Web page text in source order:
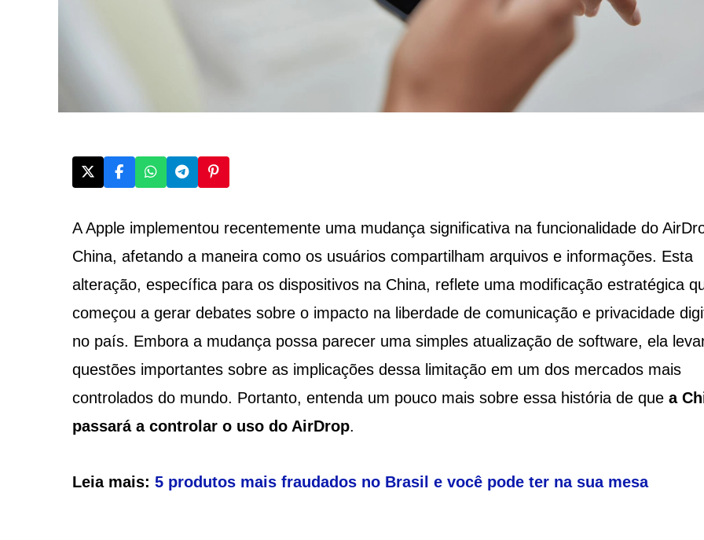
A Apple implementou recentemente uma mudança significativa na funcionalidade do
China, afetando a maneira como os usuários compartilham arquivos e informações. Esta
alteração, específica para os dispositivos na China, reflete uma modificação estratégica
começou a gerar debates sobre o impacto na liberdade de comunicação e privacidade
no país. Embora a mudança possa parecer uma simples atualização de software, ela
questões importantes sobre as implicações dessa limitação em um dos mercados mais
controlados do mundo. Portanto, entenda um pouco mais sobre essa história de que a
passará a controlar o uso do AirDrop.
Leia mais: 5 produtos mais fraudados no Brasil e você pode ter na sua mesa